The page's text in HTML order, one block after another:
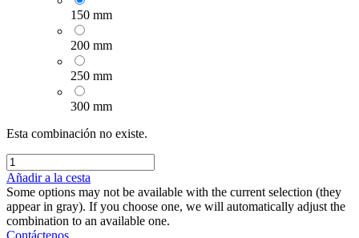
150 mm
200 mm
250 mm
300 mm
Esta combinación no existe.
Añadir a la cesta
Some options may not be available with the current selection (they
appear in gray). If you choose one, we will automatically adjust the
combination to an available one.